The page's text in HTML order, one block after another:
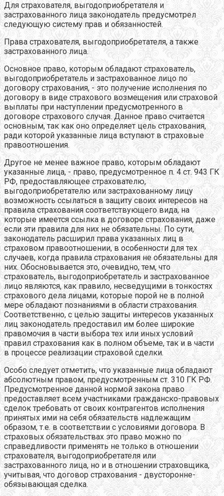
Для страхователя, выгодоприобретателя и
застрахованного лица законодатель предусмотрел
следующую систему прав и обязанностей.
Права страхователя, выгодоприобретателя, а также
застрахованного лица.
Основное право, которым обладают страхователь,
выгодоприобретатель и застрахованное лицо по
договору страхования, - это получение исполнения по
договору в виде страхового возмещения или страховой
выплаты при наступлении предусмотренного в
договоре страхового случая. Данное право считается
основным, так как оно определяет цель страхования,
ради которой указанные лица вступают в страховые
правоотношения.
Другое не менее важное право, которым обладают
указанные лица, - право, предусмотренное п. 4 ст. 943 ГК
РФ, предоставляющее страхователю,
выгодоприобретателю или застрахованному лицу
возможность ссылаться в защиту своих интересов на
правила страхования соответствующего вида, на
которые имеется ссылка в договоре страхования, даже
если эти правила для них не обязательны. По сути,
законодатель расширил права указанных лиц в
страховом правоотношении, в особенности для тех
случаев, когда правила страхования не обязательны для
них. Обосновывается это, очевидно, тем, что
страхователь, выгодоприобретатель и застрахованное
лицо являются, как правило, несведущими в тонкостях
страхового дела лицами, которые порой не в полной
мере обладают познаниями в области страхования.
Соответственно, с целью защиты интересов указанных
лиц законодатель предоставил им более широкие
правомочия в части выбора тех или иных условий
правил страхования как в полном объеме, так и в части
в процессе реализации страховой сделки.
Особо следует отметить, что указанные лица обладают
абсолютным правом, предусмотренным ст. 310 ГК РФ.
Предусмотренное данной нормой закона право
предоставляет всем участниками гражданско-правовых
сделок требовать от своих контрагентов исполнения
принятых ими на себя обязательств надлежащим
образом, т.е. в соответствии с условиями договора. В
страховых обязательствах это право можно по
справедливости применять не только в отношении
страхователя, выгодоприобретателя или
застрахованного лица, но и в отношении страховщика,
учитывая, что договор страхования - двусторонне-
обязывающая сделка.